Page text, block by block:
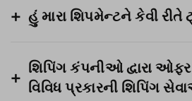
હું મારા શિપમેન્ટને કેવી રીતે
શિપિંગ કંપનીઓ દ્વારા
વિવિધ પ્રકારની શિપિંગ